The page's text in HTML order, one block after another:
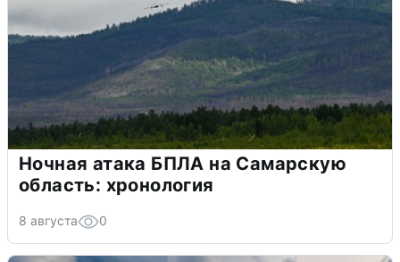
Ночная атака БПЛА на Самарскую
область: хронология
8 августа 0